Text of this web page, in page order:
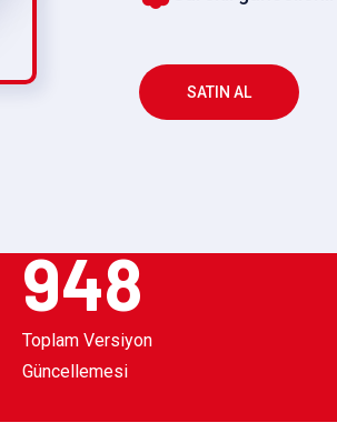
SATIN AL
948
Toplam Versiyon
Güncellemesi